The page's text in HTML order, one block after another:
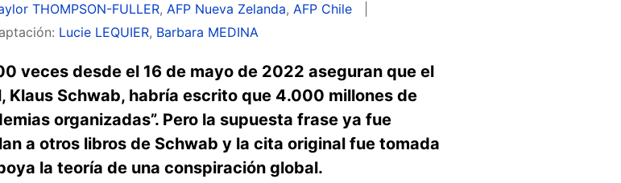
THOMPSON-FULLER, AFP Nueva Zelanda, AFP Chile
Lucie LEQUIER, Barbara MEDINA
veces desde el 16 de mayo de 2022 aseguran que el
Klaus Schwab, habría escrito que 4.000 millones de
organizadas”. Pero la supuesta frase ya fue
a otros libros de Schwab y la cita original fue tomada
la teoría de una conspiración global.